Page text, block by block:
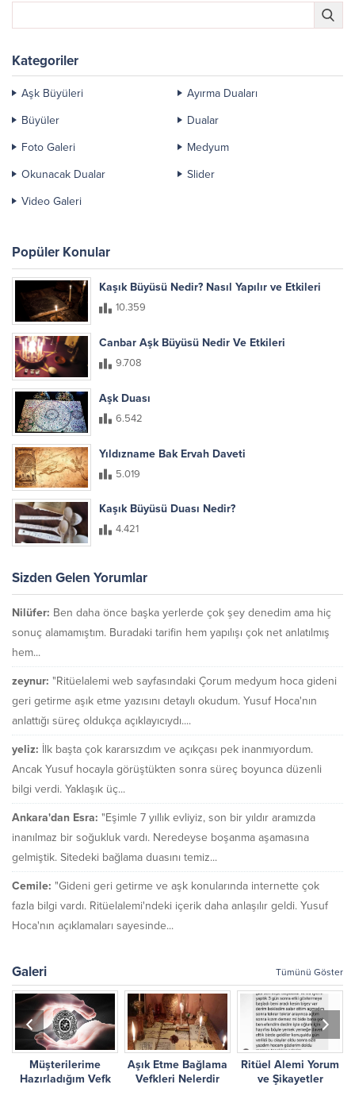
Kategoriler
Aşk Büyüleri
Ayırma Duaları
Büyüler
Dualar
Foto Galeri
Medyum
Okunacak Dualar
Slider
Video Galeri
Popüler Konular
Kaşık Büyüsü Nedir? Nasıl Yapılır ve Etkileri
10.359
Canbar Aşk Büyüsü Nedir Ve Etkileri
9.708
Aşk Duası
6.542
Yıldızname Bak Ervah Daveti
5.019
Kaşık Büyüsü Duası Nedir?
4.421
Sizden Gelen Yorumlar
Nilüfer: Ben daha önce başka yerlerde çok şey denedim ama hiç
sonuç alamamıştım. Buradaki tarifin hem yapılışı çok net anlatılmış
hem...
zeynur: "Ritüelalemi web sayfasındaki Çorum medyum hoca gideni
geri getirme aşık etme yazısını detaylı okudum. Yusuf Hoca'nın
anlattığı süreç oldukça açıklayıcıydı....
yeliz: İlk başta çok kararsızdım ve açıkçası pek inanmıyordum.
Ancak Yusuf hocayla görüştükten sonra süreç boyunca düzenli
bilgi verdi. Yaklaşık üç...
Ankara'dan Esra: "Eşimle 7 yıllık evliyiz, son bir yıldır aramızda
inanılmaz bir soğukluk vardı. Neredeyse boşanma aşamasına
gelmiştik. Sitedeki bağlama duasını temiz...
Cemile: "Gideni geri getirme ve aşk konularında internette çok
fazla bilgi vardı. Ritüelalemi'ndeki içerik daha anlaşılır geldi. Yusuf
Hoca'nın açıklamaları sayesinde...
Galeri Tümünü Göster
Müşterilerime
Hazırladığım Vefk
Aşık Etme Bağlama
Vefkleri Nelerdir
Ritüel Alemi Yorum
ve Şikayetler